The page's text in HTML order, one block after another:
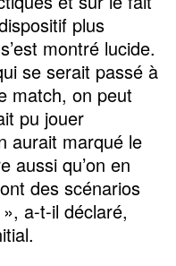
plus
montré lucide.
se serait passé à
match, on peut
pu jouer
aurait marqué le
aussi qu’on en
des scénarios
a-t-il déclaré,